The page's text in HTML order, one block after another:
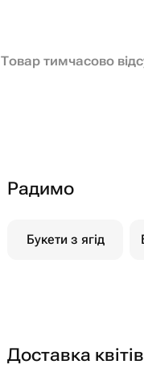
Товар тимчасово
Радимо
Букети з ягід
Доставка